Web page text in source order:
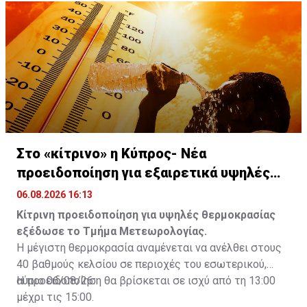
Στο «κίτρινο» η Κύπρος- Νέα
προειδοποίηση για εξαιρετικά υψηλές
θερμοκρασίες
06.08.2026 16:13
Κίτρινη προειδοποίηση για υψηλές θερμοκρασίας
εξέδωσε το Τμήμα Μετεωρολογίας.
Η μέγιστη θερμοκρασία αναμένεται να ανέλθει στους
40 βαθμούς κελσίου σε περιοχές του εσωτερικού,
αύριο 06/08/26.
Η προειδοποίηση θα βρίσκεται σε ισχύ από τη 13:00
μέχρι τις 15:00.